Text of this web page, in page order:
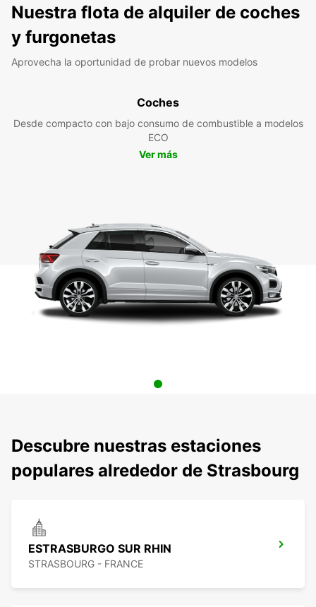
Nuestra flota de alquiler de coches
y furgonetas
Aprovecha la oportunidad de probar nuevos modelos
Coches
Desde compacto con bajo consumo de combustible a modelos
ECO
Ver más
Descubre nuestras estaciones
populares alrededor de Strasbourg
ESTRASBURGO SUR RHIN
STRASBOURG - FRANCE